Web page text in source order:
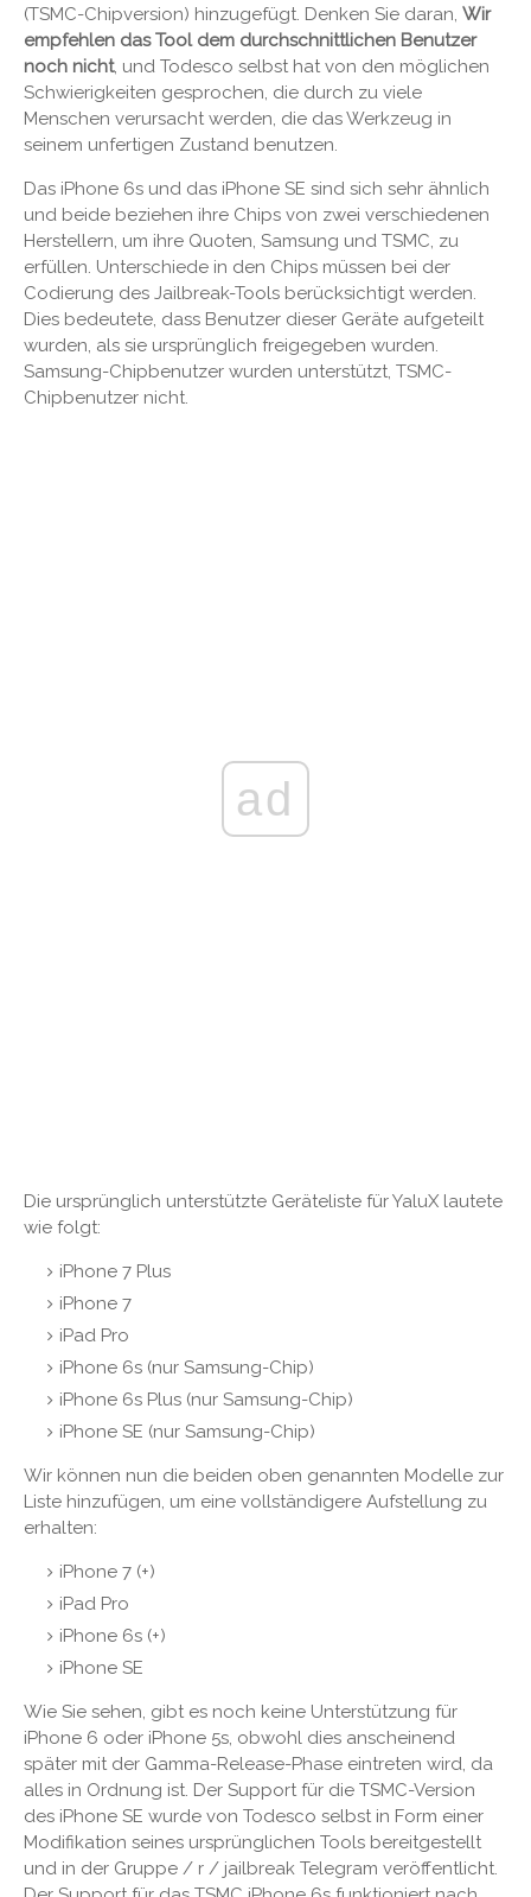
(TSMC-Chipversion) hinzugefügt. Denken Sie daran, Wir
empfehlen das Tool dem durchschnittlichen Benutzer
noch nicht, und Todesco selbst hat von den möglichen
Schwierigkeiten gesprochen, die durch zu viele
Menschen verursacht werden, die das Werkzeug in
seinem unfertigen Zustand benutzen.
Das iPhone 6s und das iPhone SE sind sich sehr ähnlich
und beide beziehen ihre Chips von zwei verschiedenen
Herstellern, um ihre Quoten, Samsung und TSMC, zu
erfüllen. Unterschiede in den Chips müssen bei der
Codierung des Jailbreak-Tools berücksichtigt werden.
Dies bedeutete, dass Benutzer dieser Geräte aufgeteilt
wurden, als sie ursprünglich freigegeben wurden.
Samsung-Chipbenutzer wurden unterstützt, TSMC-
Chipbenutzer nicht.
ad
Die ursprünglich unterstützte Geräteliste für YaluX lautete
wie folgt:
iPhone 7 Plus
iPhone 7
iPad Pro
iPhone 6s (nur Samsung-Chip)
iPhone 6s Plus (nur Samsung-Chip)
iPhone SE (nur Samsung-Chip)
Wir können nun die beiden oben genannten Modelle zur
Liste hinzufügen, um eine vollständigere Aufstellung zu
erhalten:
iPhone 7 (+)
iPad Pro
iPhone 6s (+)
iPhone SE
Wie Sie sehen, gibt es noch keine Unterstützung für
iPhone 6 oder iPhone 5s, obwohl dies anscheinend
später mit der Gamma-Release-Phase eintreten wird, da
alles in Ordnung ist. Der Support für die TSMC-Version
des iPhone SE wurde von Todesco selbst in Form einer
Modifikation seines ursprünglichen Tools bereitgestellt
und in der Gruppe / r / jailbreak Telegram veröffentlicht.